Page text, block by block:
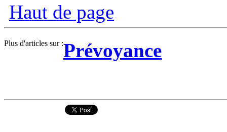
Haut de page
Plus d'articles sur :Prévoyance